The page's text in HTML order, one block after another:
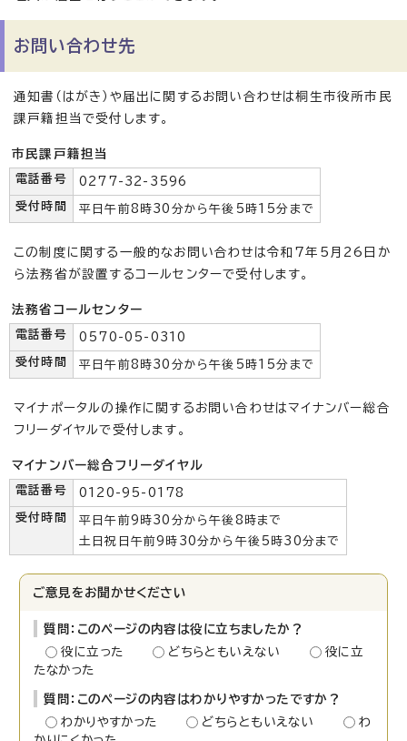
お問い合わせ先
通知書（はがき）や届出に関するお問い合わせは桐生市役所市民
課戸籍担当で受付します。
市民課戸籍担当
電話番号 0277-32-3596
受付時間 平日午前8時30分から午後5時15分まで
この制度に関する一般的なお問い合わせは令和7年5月26日か
ら法務省が設置するコールセンターで受付します。
法務省コールセンター
電話番号 0570-05-0310
受付時間 平日午前8時30分から午後5時15分まで
マイナポータルの操作に関するお問い合わせはマイナンバー総合
フリーダイヤルで受付します。
マイナンバー総合フリーダイヤル
電話番号 0120-95-0178
受付時間
平日午前9時30分から午後8時まで
土日祝日午前9時30分から午後5時30分まで
ご意見をお聞かせください
質問：このページの内容は役に立ちましたか？
役に立った
どちらともいえない
役に立
たなかった
質問：このページの内容はわかりやすかったですか？
わかりやすかった
どちらともいえない
わ